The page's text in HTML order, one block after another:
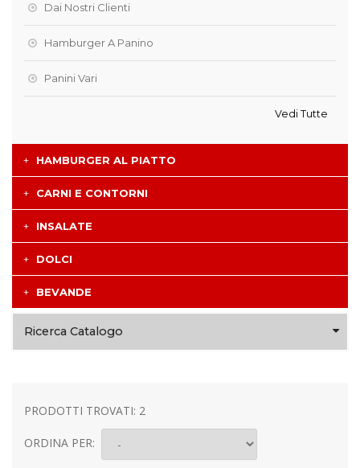
Dai Nostri Clienti
Hamburger A Panino
Panini Vari
Vedi Tutte
HAMBURGER AL PIATTO
CARNI E CONTORNI
INSALATE
DOLCI
BEVANDE
Ricerca Catalogo
PRODOTTI TROVATI: 2
ORDINA PER: